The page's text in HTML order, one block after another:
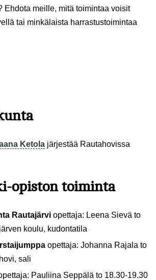
Ehdota meille, mitä toimintaa voisit
tai minkälaista harrastustoimintaa
Ketola järjestää Rautahovissa
opiston toiminta
Rautajärvi opettaja: Leena Sievä to
koulu, kudontatila
opettaja: Johanna Rajala to
sali
Pauliina Seppälä to 18.30-19.30